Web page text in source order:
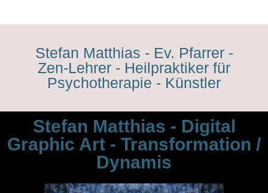
Stefan Matthias - Ev. Pfarrer -
Zen-Lehrer - Heilpraktiker für
Psychotherapie - Künstler
Stefan Matthias - Digital
Graphic Art - Transformation /
Dynamis